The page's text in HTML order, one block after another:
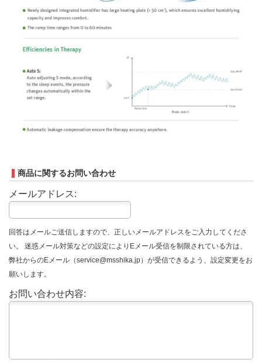
商品に関するお問い合わせ
メールアドレス:
回答はメールご送信しますので、正しいメールアドレスをご入力してくださ
い。 迷惑メール対策などの設定によりEメール受信を制限されている方は、
弊社からのEメール（service@msshika.jp）が受信できるよう、設定変更をお
願いします。
お問い合わせ内容: